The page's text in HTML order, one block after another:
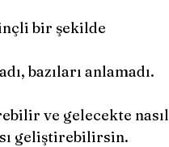
bir şekilde
bazıları anlamadı.
ve gelecekte nasıl
geliştirebilirsin.